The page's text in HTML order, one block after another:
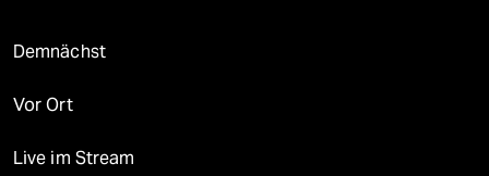
Demnächst
Vor Ort
Live im Stream